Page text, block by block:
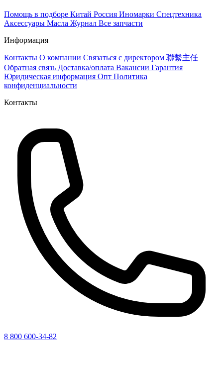
Помощь в подборе Китай Россия Иномарки Спецтехника
Аксессуары Масла Журнал Все запчасти
Информация
Контакты О компании Связаться с директором 聯繫主任
Обратная связь Доставка/оплата Вакансии Гарантия
Юридическая информация Опт Политика
конфиденциальности
Контакты
8 800 600-34-82